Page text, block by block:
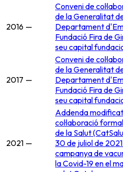
2016 —
Conveni de
de la Generalitat
Departament
Fundació Fira de
seu capital
2017 —
Conveni de
de la Generalitat
Departament
Fundació Fira de
seu capital
2021 —
Addenda
col·laboració
de la Salut
30 de juliol de
campanya de
la Covid-19 en el